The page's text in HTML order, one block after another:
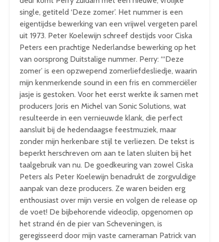
single, getiteld ‘Deze zomer’. Het nummer is een
eigentijdse bewerking van een vrijwel vergeten parel
uit 1973. Peter Koelewijn schreef destijds voor Ciska
Peters een prachtige Nederlandse bewerking op het
van oorsprong Duitstalige nummer. Perry: “‘Deze
zomer’ is een opzwepend zomerliefdesliedje, waarin
mijn kenmerkende sound in een fris en commerciëler
jasje is gestoken. Voor het eerst werkte ik samen met
producers Joris en Michel van Sonic Solutions, wat
resulteerde in een vernieuwde klank, die perfect
aansluit bij de hedendaagse feestmuziek, maar
zonder mijn herkenbare stijl te verliezen. De tekst is
beperkt herschreven om aan te laten sluiten bij het
taalgebruik van nu. De goedkeuring van zowel Ciska
Peters als Peter Koelewijn benadrukt de zorgvuldige
aanpak van deze producers. Ze waren beiden erg
enthousiast over mijn versie en volgen de release op
de voet! De bijbehorende videoclip, opgenomen op
het strand én de pier van Scheveningen, is
geregisseerd door mijn vaste cameraman Patrick van